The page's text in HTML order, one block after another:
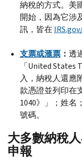
納稅的方式。美
開始，因為它涉
訊，皆在 IRS.gov
支票或滙票 ： 透
「United States
入，納稅人還應
款憑證並列印在
1040》」；姓名
號碼。
大多數納稅
申報